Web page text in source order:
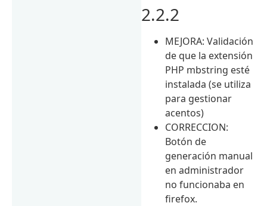
2.2.2
MEJORA: Validación
de que la extensión
PHP mbstring esté
instalada (se utiliza
para gestionar
acentos)
CORRECCION:
Botón de
generación manual
en administrador
no funcionaba en
firefox.